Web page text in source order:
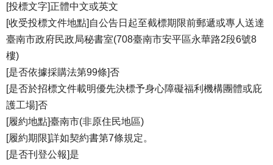
[投標文字]正體中文或英文
[收受投標文件地點]自公告日起至截標期限前郵遞或專人送達
臺南市政府民政局秘書室(708臺南市安平區永華路2段6號8
樓)
[是否依據採購法第99條]否
[是否於招標文件載明優先決標予身心障礙福利機構團體或庇
護工場]否
[履約地點]臺南市(非原住民地區)
[履約期限]詳如契約書第7條規定。
[是否刊登公報]是